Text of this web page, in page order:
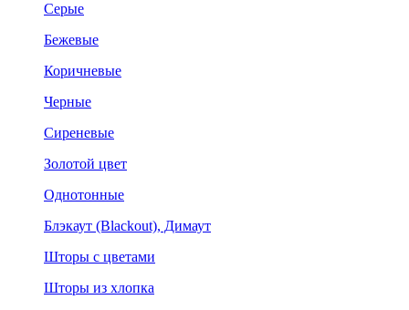
Серые
Бежевые
Коричневые
Черные
Сиреневые
Золотой цвет
Однотонные
Блэкаут (Blackout), Димаут
Шторы с цветами
Шторы из хлопка